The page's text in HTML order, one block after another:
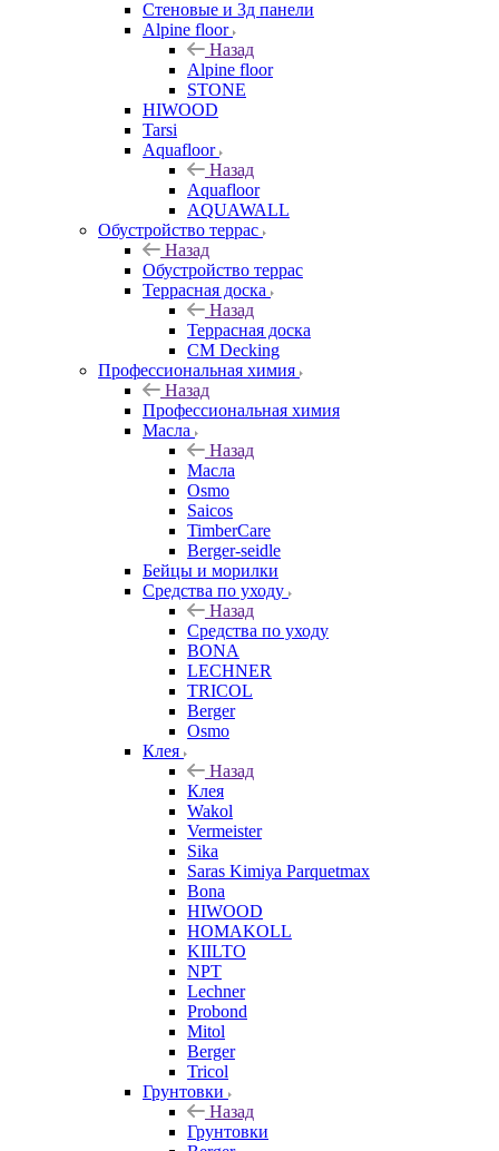
Стеновые и 3д панели
Alpine floor
Назад
Alpine floor
STONE
HIWOOD
Tarsi
Aquafloor
Назад
Aquafloor
AQUAWALL
Обустройство террас
Назад
Обустройство террас
Террасная доска
Назад
Террасная доска
CM Decking
Профессиональная химия
Назад
Профессиональная химия
Масла
Назад
Масла
Osmo
Saicos
TimberCare
Berger-seidle
Бейцы и морилки
Средства по уходу
Назад
Средства по уходу
BONA
LECHNER
TRICOL
Berger
Osmo
Клея
Назад
Клея
Wakol
Vermeister
Sika
Saras Kimiya Parquetmax
Bona
HIWOOD
HOMAKOLL
KIILTO
NPT
Lechner
Probond
Mitol
Berger
Tricol
Грунтовки
Назад
Грунтовки